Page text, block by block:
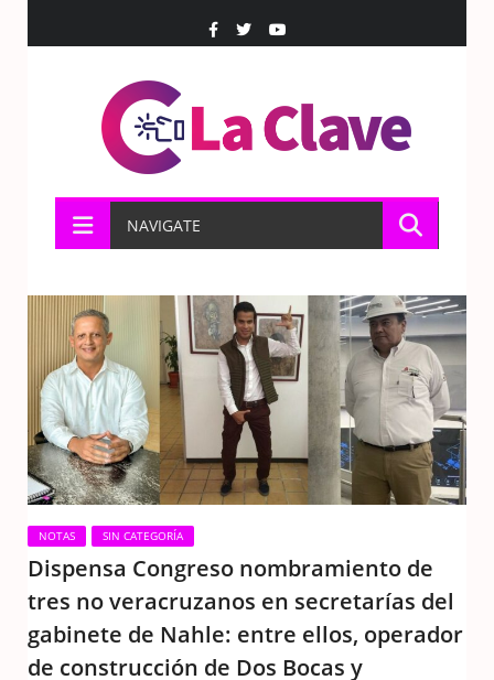
NAVIGATE
NOTAS SIN CATEGORÍA
Dispensa Congreso nombramiento de
tres no veracruzanos en secretarías del
gabinete de Nahle: entre ellos, operador
de construcción de Dos Bocas y